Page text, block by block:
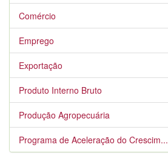
Comércio
Emprego
Exportação
Produto Interno Bruto
Produção Agropecuária
Programa de Aceleração do Crescim...